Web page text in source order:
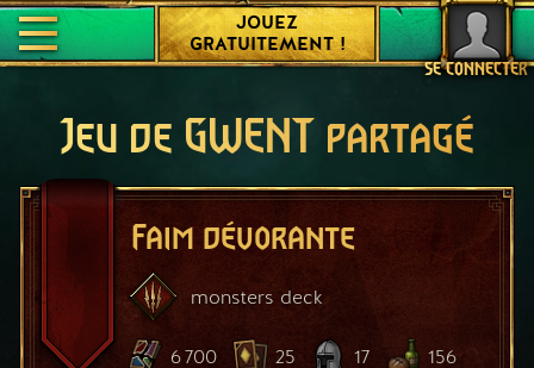
SE CONNECTER
JOUEZ
GRATUITEMENT !
Jeu de GWENT partagé
Faim dévorante
monsters deck
6 700 25 17 156